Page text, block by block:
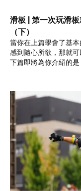
滑板 | 第一次玩滑
（下）
當你在上篇學會了基
感到隨心所欲，那就
下篇即將為你介紹的